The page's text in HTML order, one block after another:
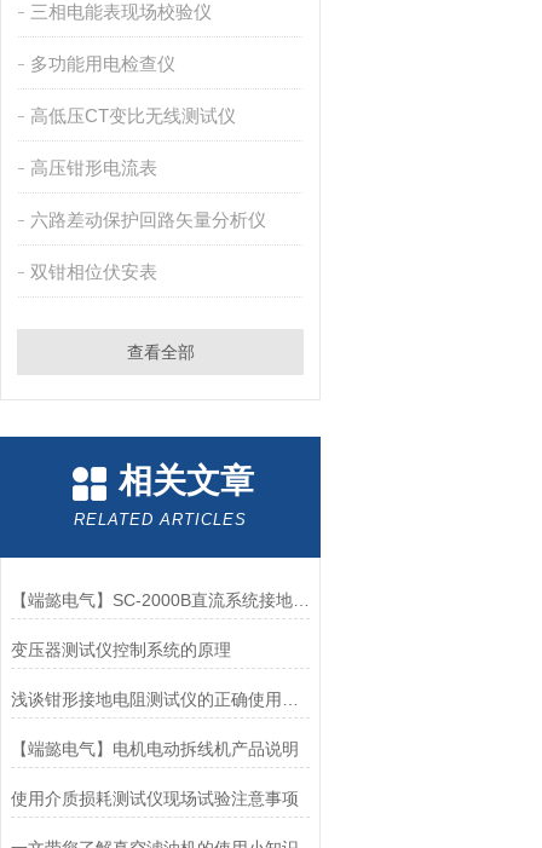
三相电能表现场校验仪
多功能用电检查仪
高低压CT变比无线测试仪
高压钳形电流表
六路差动保护回路矢量分析仪
双钳相位伏安表
查看全部
相关文章
RELATED ARTICLES
【端懿电气】SC-2000B直流系统接地故障测试仪
变压器测试仪控制系统的原理
【端懿电气】电机电动拆线机产品说明
使用介质损耗测试仪现场试验注意事项